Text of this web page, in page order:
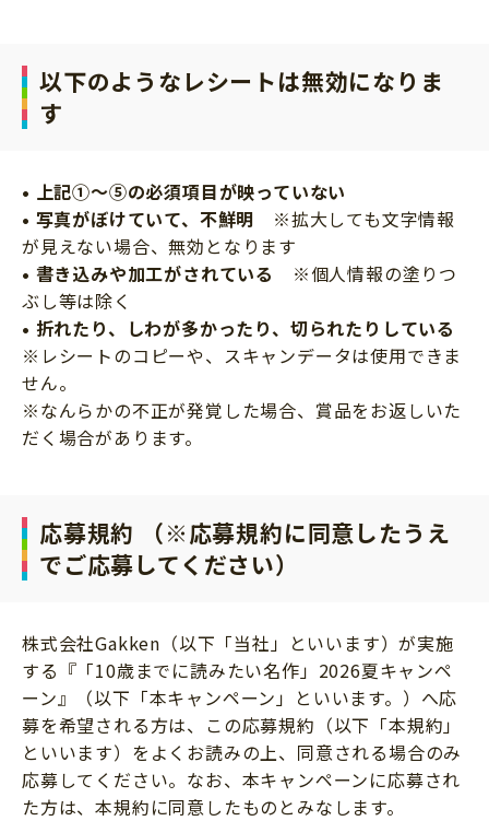
以下のようなレシートは無効になりま
す
• 上記①～⑤の必須項目が映っていない
• 写真がぼけていて、不鮮明 ※拡大しても文字情報
が見えない場合、無効となります
• 書き込みや加工がされている
※個人情報の塗りつ
ぶし等は除く
• 折れたり、しわが多かったり、切られたりしている
※レシートのコピーや、スキャンデータは使用できま
せん。
※なんらかの不正が発覚した場合、賞品をお返しいた
だく場合があります。
応募規約 （※応募規約に同意したうえ
でご応募してください）
株式会社Gakken（以下「当社」といいます）が実施
する『「10歳までに読みたい名作」2026夏キャンペ
ーン』（以下「本キャンペーン」といいます。）へ応
募を希望される方は、この応募規約（以下「本規約」
といいます）をよくお読みの上、同意される場合のみ
応募してください。なお、本キャンペーンに応募され
た方は、本規約に同意したものとみなします。